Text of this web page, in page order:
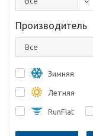
Производитель
Все
Зимняя
Летняя
RunFlat